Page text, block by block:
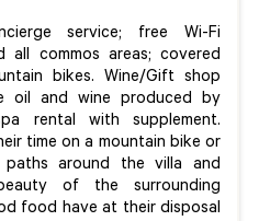
service; free Wi-Fi
all commos areas; covered
bikes. Wine/Gift shop
oil and wine produced by
rental with supplement.
time on a mountain bike or
around the villa and
of the surrounding
food have at their disposal